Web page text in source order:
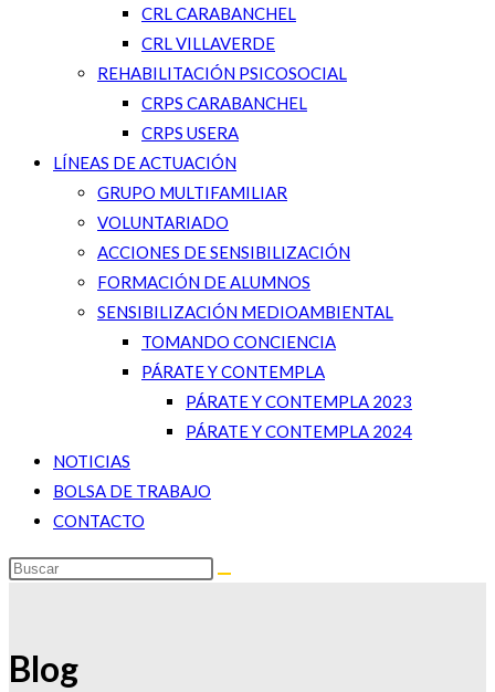
CRL CARABANCHEL
CRL VILLAVERDE
REHABILITACIÓN PSICOSOCIAL
CRPS CARABANCHEL
CRPS USERA
LÍNEAS DE ACTUACIÓN
GRUPO MULTIFAMILIAR
VOLUNTARIADO
ACCIONES DE SENSIBILIZACIÓN
FORMACIÓN DE ALUMNOS
SENSIBILIZACIÓN MEDIOAMBIENTAL
TOMANDO CONCIENCIA
PÁRATE Y CONTEMPLA
PÁRATE Y CONTEMPLA 2023
PÁRATE Y CONTEMPLA 2024
NOTICIAS
BOLSA DE TRABAJO
CONTACTO
Blog